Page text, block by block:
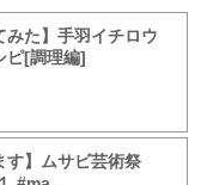
みた】手羽イチロウ
ピ[調理編]
す】ムサビ芸術祭